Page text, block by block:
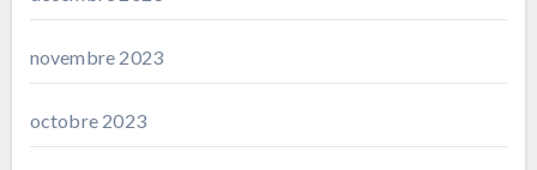
novembre 2023
octobre 2023